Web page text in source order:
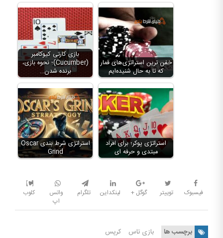
بازی کارتی کیوکامبر
(Cucumber)؛ نحوه بازی،
برنده شدن…
خفن ترین استراتژی‌های قمار
که تا به حال شنیده‌ایم
استراتژی شرط بندی Oscar
Grind
استراتژی پوکر؛ برای افراد
مبتدی و حرفه ای
فیسبوک توییتر گوگل + لینکداین تلگرام
واتس
اپ
کلوب
برچسب ها بازی تاس کرپس